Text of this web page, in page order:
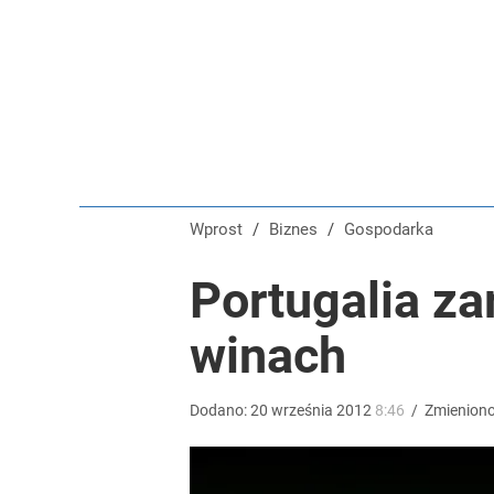
8
Pomysł PiS skonfrontowany z rzeczywistością.
Wprost / Biznes / Gospodarka
Portugalia
winach
Dodano:20 września 2012 8:46 /